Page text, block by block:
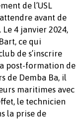
de l’USL
avant de
4 janvier 2024,
ce qui
de s’inscrire
post-formation de
de Demba Ba, il
maritimes avec
le technicien
la prise de